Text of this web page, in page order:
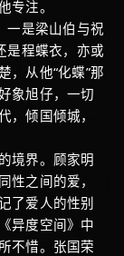
专注。
一是梁山伯与祝
是程蝶衣，亦或
，从他“化蝶”那
象旭仔，一切
，倾国倾城，
境界。顾家明
性之间的爱，
了爱人的性别
异度空间》中
不惜。张国荣